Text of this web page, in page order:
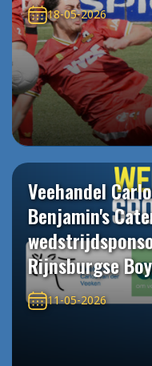
18-05-2026
Veehandel
Benjamin's
Rijnsburgse
11-05-2026